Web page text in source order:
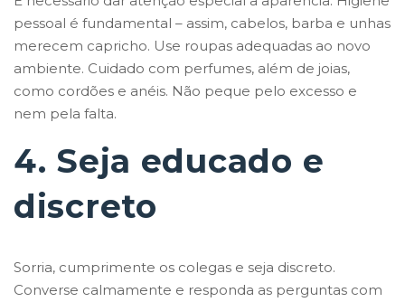
pessoal é fundamental – assim, cabelos, barba e unhas
merecem capricho. Use roupas adequadas ao novo
ambiente. Cuidado com perfumes, além de joias,
como cordões e anéis. Não peque pelo excesso e
nem pela falta.
4. Seja educado e
discreto
Sorria, cumprimente os colegas e seja discreto.
Converse calmamente e responda as perguntas com